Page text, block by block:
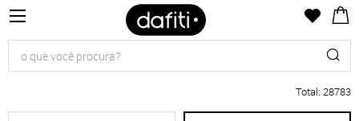
Total: 28783